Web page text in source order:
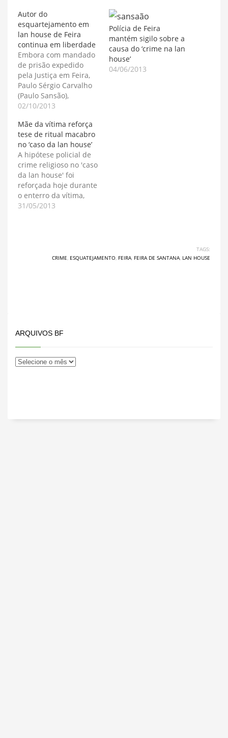
Autor do
esquartejamento em
lan house de Feira
continua em liberdade
Embora com mandado
de prisão expedido
pela Justiça em Feira,
Paulo Sérgio Carvalho
(Paulo Sansão),
acusado de ser o
Silva, cujo corpo foi
encontrado
esquartejado dentro de
uma lan house em
Feira de Santana,
continua em liberdade.
O caso aconteceu em
maio deste ano. Todas
as tentativas…
02/10/2013
Polícia de Feira
mantém sigilo sobre a
causa do ‘crime na lan
house’
04/06/2013
Mãe da vítima reforça
tese de ritual macabro
no ‘caso da lan house’
A hipótese policial de
crime religioso no 'caso
da lan house' foi
reforçada hoje durante
o enterro da vítima,
Saimo Silva, pela
'ritual macabro', sem
31/05/2013
TAGS:
CRIME, ESQUATEJAMENTO, FEIRA, FEIRA DE SANTANA, LAN HOUSE
ARQUIVOS BF